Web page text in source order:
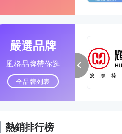
嚴選品牌
風格品牌帶你逛
全品牌列表
熱銷排行榜